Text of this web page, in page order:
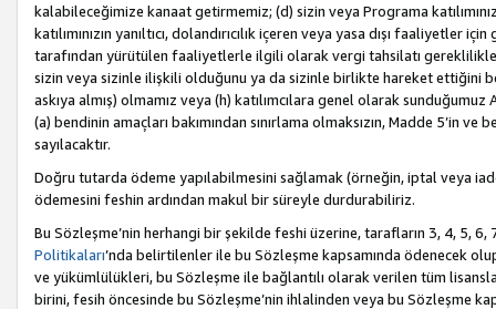
kalabileceğimize kanaat getirmemiz; (d) sizin veya Programa
katılımınızın yanıltıcı, dolandırıcılık içeren veya yasa dışı
tarafından yürütülen faaliyetlerle ilgili olarak vergi tahsilatı
sizin veya sizinle ilişkili olduğunu ya da sizinle birlikte hareket ettiğini
askıya almış) olmamız veya (h) katılımcılara genel olarak
(a) bendinin amaçları bakımından sınırlama olmaksızın, Madde 5’in
sayılacaktır.
Doğru tutarda ödeme yapılabilmesini sağlamak (örneğin, iptal veya
ödemesini feshin ardından makul bir süreyle durdurabiliriz.
Bu Sözleşme’nin herhangi bir şekilde feshi üzerine, tarafların 3, 4, 5,
Politikaları’nda belirtilenler ile bu Sözleşme kapsamında ödenecek
ve yükümlülükleri, bu Sözleşme ile bağlantılı olarak verilen tüm
birini, fesih öncesinde bu Sözleşme’nin ihlalinden veya bu Sözleşme